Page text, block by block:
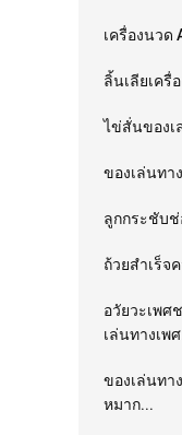
เครื่องนวด
ลิ้นเลียเครื่
ไข่สั่นของเ
ของเล่นทา
ลูกกระชับช่
ถ้วยสำเร็จ
อวัยวะเพศ
เล่นทางเพ
ของเล่นทา
หมาก...